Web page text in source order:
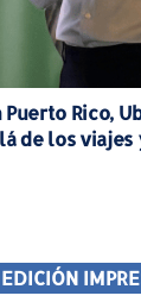
Rico,
de los
EDICIÓN